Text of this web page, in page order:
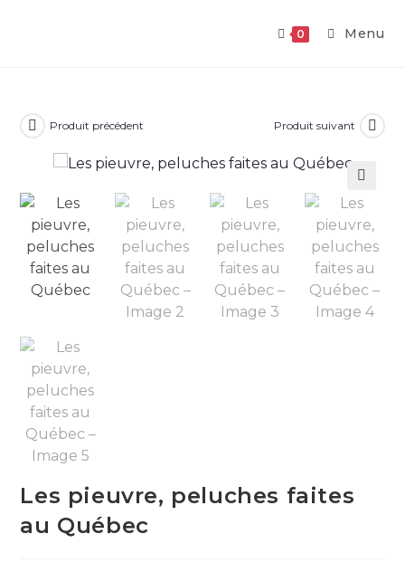
0 Menu
Produit précédent Produit suivant
🔍
Les pieuvre, peluches faites
au Québec